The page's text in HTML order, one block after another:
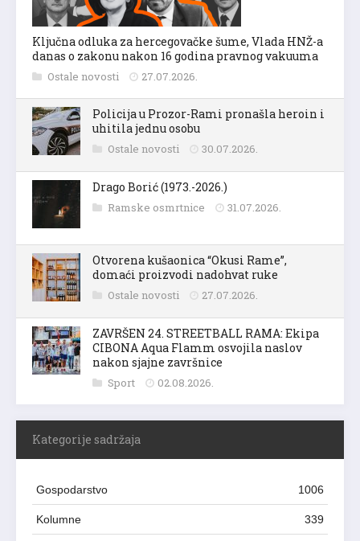
Ključna odluka za hercegovačke šume, Vlada HNŽ-a
danas o zakonu nakon 16 godina pravnog vakuuma
Ostale novosti 27.07.2026.
Policija u Prozor-Rami pronašla heroin i
uhitila jednu osobu
Ostale novosti 30.07.2026.
Drago Borić (1973.-2026.)
Ramske osmrtnice 31.07.2026.
Otvorena kušaonica “Okusi Rame”,
domaći proizvodi nadohvat ruke
Ostale novosti 27.07.2026.
ZAVRŠEN 24. STREETBALL RAMA: Ekipa
CIBONA Aqua Flamm osvojila naslov
nakon sjajne završnice
Sport 02.08.2026.
Kategorije sadržaja
Gospodarstvo 1006
Kolumne 339